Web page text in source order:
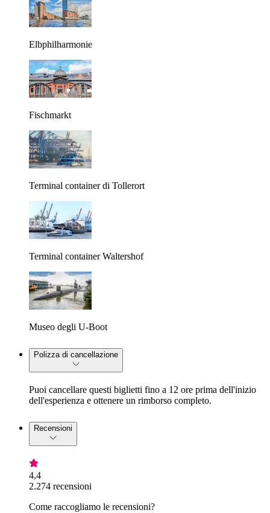
Elbphilharmonie
Fischmarkt
Terminal container di Tollerort
Terminal container Waltershof
Museo degli U-Boot
Polizza di cancellazione
Puoi cancellare questi biglietti fino a 12 ore prima dell'inizio
dell'esperienza e ottenere un rimborso completo.
Recensioni
4,4
2.274 recensioni
Come raccogliamo le recensioni?